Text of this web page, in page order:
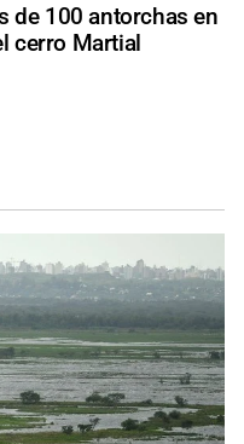
de 100 antorchas en
cerro Martial